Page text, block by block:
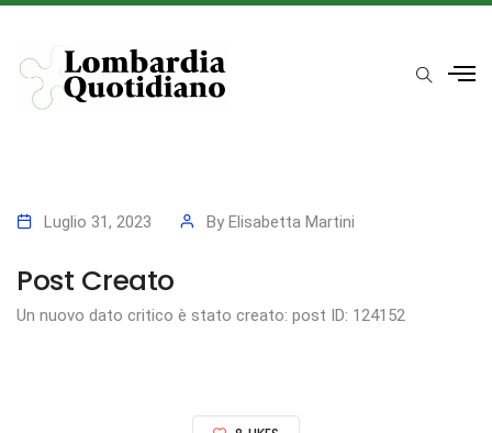
Luglio 31, 2023 By Elisabetta Martini
Post Creato
Un nuovo dato critico è stato creato: post ID: 124152